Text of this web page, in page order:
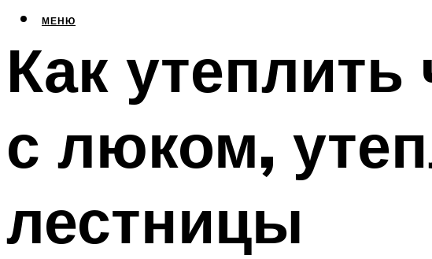
МЕНЮ
Как
с люком,
лестницы